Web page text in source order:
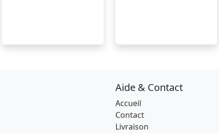
Aide & Contact
Accueil
Contact
Livraison